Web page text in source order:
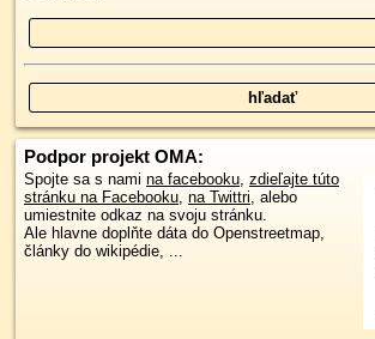
Podpor projekt OMA:
Spojte sa s nami na facebooku, zdieľajte túto
stránku na Facebooku, na Twittri, alebo
umiestnite odkaz na svoju stránku.
Ale hlavne doplňte dáta do Openstreetmap,
články do wikipédie, ...